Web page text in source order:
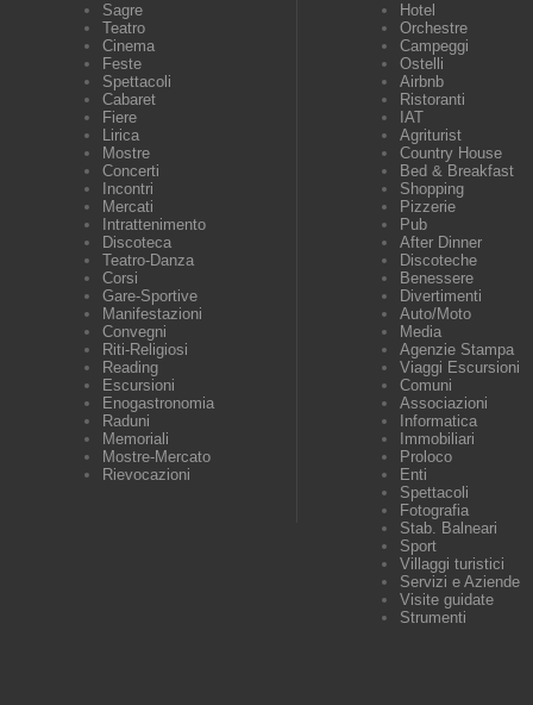
Sagre
Teatro
Cinema
Feste
Spettacoli
Cabaret
Fiere
Lirica
Mostre
Concerti
Incontri
Mercati
Intrattenimento
Discoteca
Teatro-Danza
Corsi
Gare-Sportive
Manifestazioni
Convegni
Riti-Religiosi
Reading
Escursioni
Enogastronomia
Raduni
Memoriali
Mostre-Mercato
Rievocazioni
Hotel
Orchestre
Campeggi
Ostelli
Airbnb
Ristoranti
IAT
Agriturist
Country House
Bed & Breakfast
Shopping
Pizzerie
Pub
After Dinner
Discoteche
Benessere
Divertimenti
Auto/Moto
Media
Agenzie Stampa
Viaggi Escursioni
Comuni
Associazioni
Informatica
Immobiliari
Proloco
Enti
Spettacoli
Fotografia
Stab. Balneari
Sport
Villaggi turistici
Servizi e Aziende
Visite guidate
Strumenti